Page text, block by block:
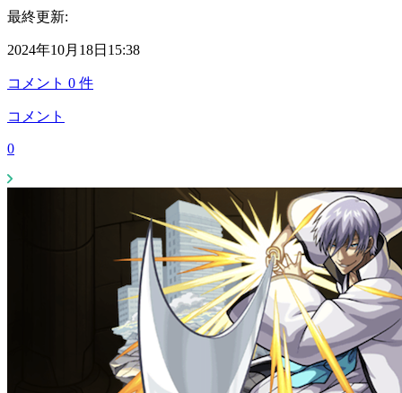
最終更新:
2024年10月18日15:38
コメント 0 件
コメント
0